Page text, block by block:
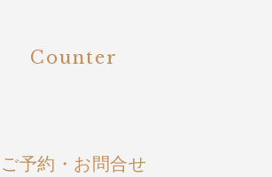
Counter
ご予約・お問合せ